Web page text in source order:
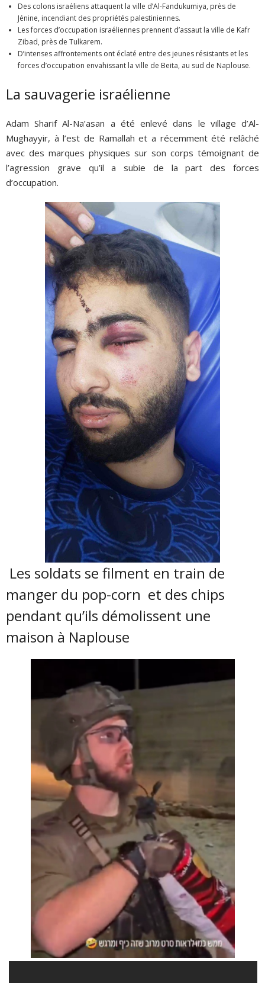
Des colons israéliens attaquent la ville d’Al-Fandukumiya, près de
Jénine, incendiant des propriétés palestiniennes.
Les forces d’occupation israéliennes prennent d’assaut la ville de Kafr
Zibad, près de Tulkarem.
D’intenses affrontements ont éclaté entre des jeunes résistants et les
forces d’occupation envahissant la ville de Beita, au sud de Naplouse.
La sauvagerie israélienne
Adam Sharif Al-Na’asan a été enlevé dans le village d’Al-
Mughayyir, à l’est de Ramallah et a récemment été relâché
avec des marques physiques sur son corps témoignant de
l’agression grave qu’il a subie de la part des forces
d’occupation.
Les soldats se filment en train de
manger du pop-corn et des chips
pendant qu’ils démolissent une
maison à Naplouse